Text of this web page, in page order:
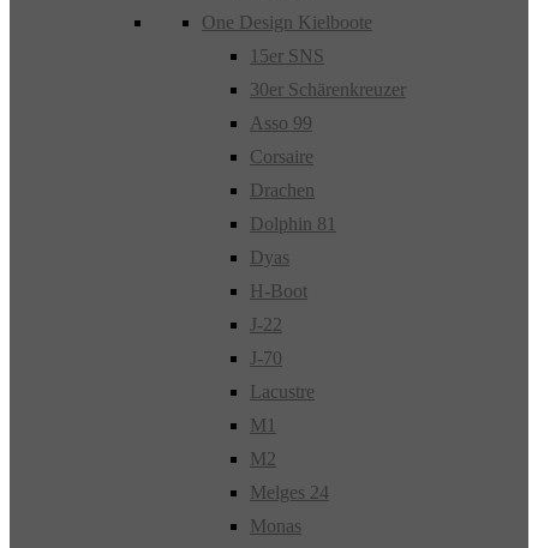
One Design Kielboote
15er SNS
30er Schärenkreuzer
Asso 99
Corsaire
Drachen
Dolphin 81
Dyas
H-Boot
J-22
J-70
Lacustre
M1
M2
Melges 24
Monas